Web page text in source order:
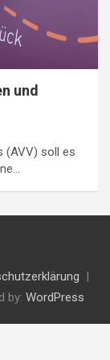
und
(AVV) soll es
by: WordPress